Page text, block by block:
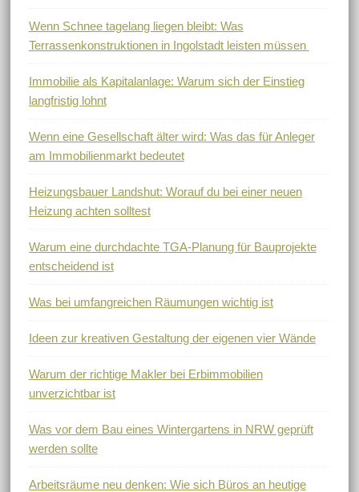
Wenn Schnee tagelang liegen bleibt: Was
Terrassenkonstruktionen in Ingolstadt leisten müssen
Immobilie als Kapitalanlage: Warum sich der Einstieg
langfristig lohnt
Wenn eine Gesellschaft älter wird: Was das für Anleger
am Immobilienmarkt bedeutet
Heizungsbauer Landshut: Worauf du bei einer neuen
Heizung achten solltest
Warum eine durchdachte TGA-Planung für Bauprojekte
entscheidend ist
Was bei umfangreichen Räumungen wichtig ist
Ideen zur kreativen Gestaltung der eigenen vier Wände
Warum der richtige Makler bei Erbimmobilien
unverzichtbar ist
Was vor dem Bau eines Wintergartens in NRW geprüft
werden sollte
Arbeitsräume neu denken: Wie sich Büros an heutige